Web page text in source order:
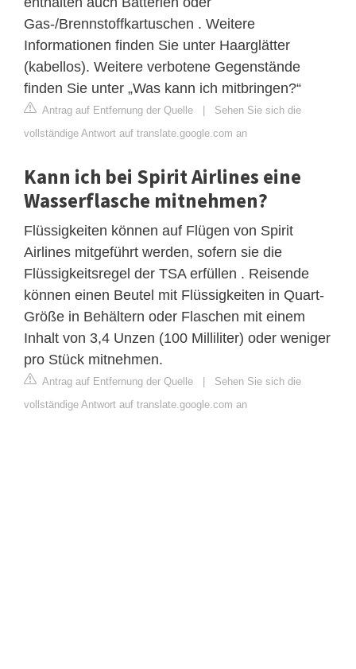
Gas-/Brennstoffkartuschen . Weitere
Informationen finden Sie unter Haarglätter
(kabellos). Weitere verbotene Gegenstände
finden Sie unter „Was kann ich mitbringen?“
Antrag auf Entfernung der Quelle | Sehen Sie sich die
vollständige Antwort auf translate.google.com an
Kann ich bei Spirit Airlines eine
Wasserflasche mitnehmen?
Flüssigkeiten können auf Flügen von Spirit
Airlines mitgeführt werden, sofern sie die
Flüssigkeitsregel der TSA erfüllen . Reisende
können einen Beutel mit Flüssigkeiten in Quart-
Größe in Behältern oder Flaschen mit einem
Inhalt von 3,4 Unzen (100 Milliliter) oder weniger
pro Stück mitnehmen.
Antrag auf Entfernung der Quelle | Sehen Sie sich die
vollständige Antwort auf translate.google.com an